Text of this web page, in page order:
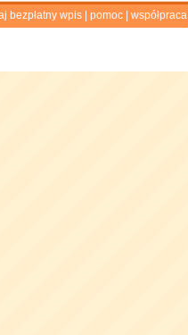
bezpłatny wpis pomoc współpraca